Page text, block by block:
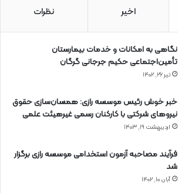
اخیر نظرات
نگاهی به امکانات و خدمات بیمارستان
تأمین‌اجتماعی حکیم جرجانی گرگان
تیر ۲۶, ۱۴۰۲
خبر خوش رئیس موسسه رازی: همسان‌سازی حقوق
نیروهای شرکتی با کارکنان رسمی غیرهیئت علمی
اردیبهشت ۱۹, ۱۴۰۳
فرآیند مصاحبه آزمون استخدامی موسسه رازی برگزار
شد
آبان ۱۰, ۱۴۰۲